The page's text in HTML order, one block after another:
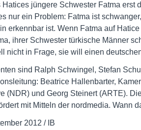
Hatices jüngere Schwester Fatma erst
nur ein Problem: Fatma ist
erkennbar ist. Wenn Fatma auf
ihrer Schwester türkische Männer
nicht in Frage, sie will einen
sind Ralph Schwingel, Stefan
Beatrice Hallenbarter,
(NDR) und Georg Steinert (ARTE).
mit Mitteln der nordmedia. Wann
2012 / IB